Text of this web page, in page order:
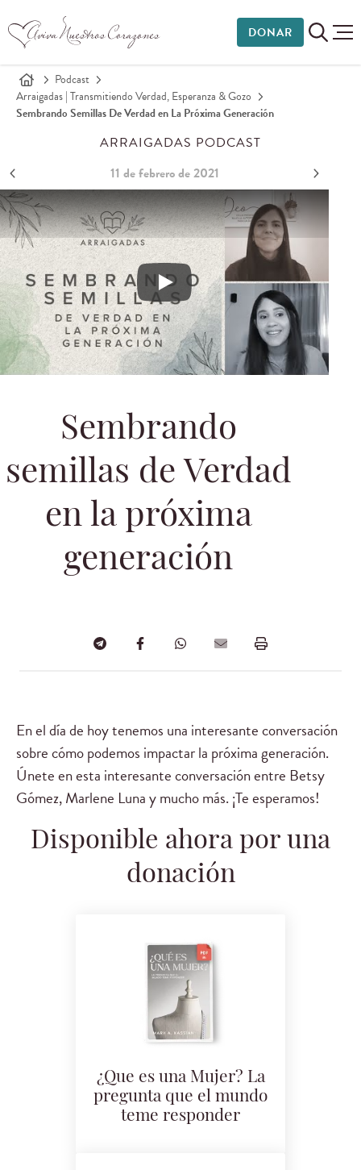
DONAR
Podcast
Arraigadas | Transmitiendo Verdad, Esperanza & Gozo
Sembrando Semillas De Verdad en La Próxima Generación
ARRAIGADAS PODCAST
11 de febrero de 2021
Sembrando semillas de Verdad en la próxima
Sembrando
semillas de Verdad
en la próxima
generación
En el día de hoy tenemos una interesante conversación
sobre cómo podemos impactar la próxima generación.
Únete en esta interesante conversación entre Betsy
Gómez, Marlene Luna y mucho más. ¡Te esperamos!
Disponible ahora por una
donación
¿Que es una Mujer? La
pregunta que el mundo
teme responder